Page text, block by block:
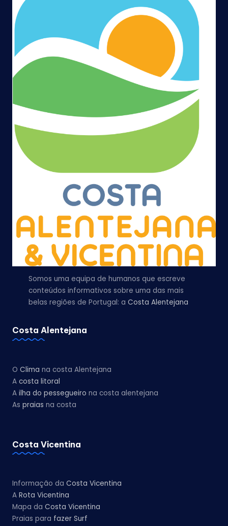
Somos uma equipa de humanos que escreve
conteúdos informativos sobre uma das mais
belas regiões de Portugal: a Costa Alentejana
Costa Alentejana
O Clima na costa Alentejana
A costa litoral
A ilha do pessegueiro na costa alentejana
As praias na costa
Costa Vicentina
Informação da Costa Vicentina
A Rota Vicentina
Mapa da Costa Vicentina
Praias para fazer Surf